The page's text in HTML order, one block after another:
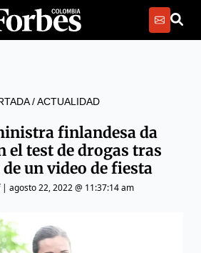
/ACTUALIDAD
finlandesa da
el test de drogas tras
un video de fiesta
| agosto 22, 2022 @ 11:37:14 am